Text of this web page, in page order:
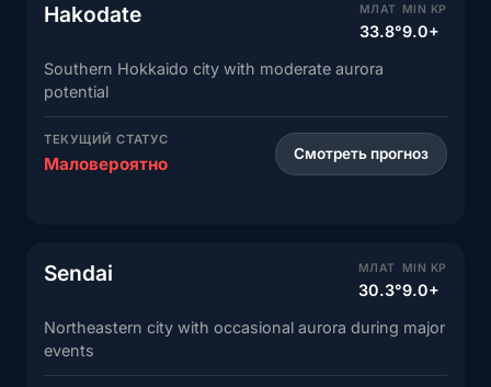
Hakodate МЛАТ
33.8°
MIN KP
9.0+
Southern Hokkaido city with moderate aurora
potential
ТЕКУЩИЙ СТАТУС
Маловероятно Смотреть прогноз
Sendai МЛАТ
30.3°
MIN KP
9.0+
Northeastern city with occasional aurora during major
events